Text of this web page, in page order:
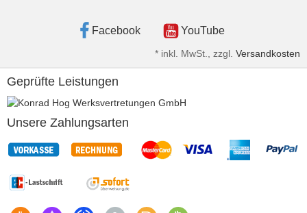
Facebook YouTube
* inkl. MwSt., zzgl. Versandkosten
Geprüfte Leistungen
Unsere Zahlungsarten